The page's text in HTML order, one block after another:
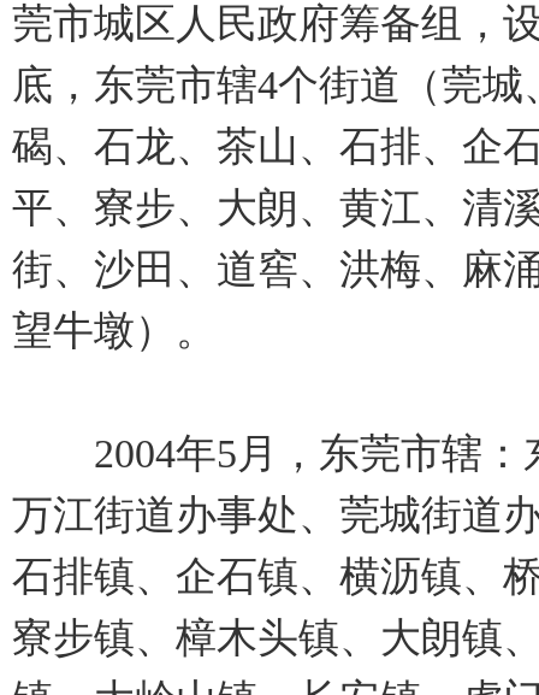
莞市城区人民政府筹备组，
底，东莞市辖4个街道（莞
碣、石龙、茶山、石排、企
平、寮步、大朗、黄江、清
街、沙田、道窖、洪梅、麻
望牛墩）。
2004年5月，东莞市辖：
万江街道办事处、莞城街道
石排镇、企石镇、横沥镇、
寮步镇、樟木头镇、大朗镇